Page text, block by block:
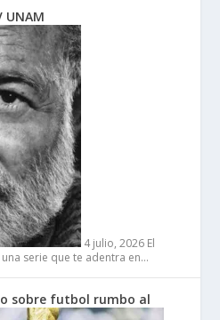
UNAM
4 julio, 2026 El
serie que te adentra en…
sobre futbol rumbo al